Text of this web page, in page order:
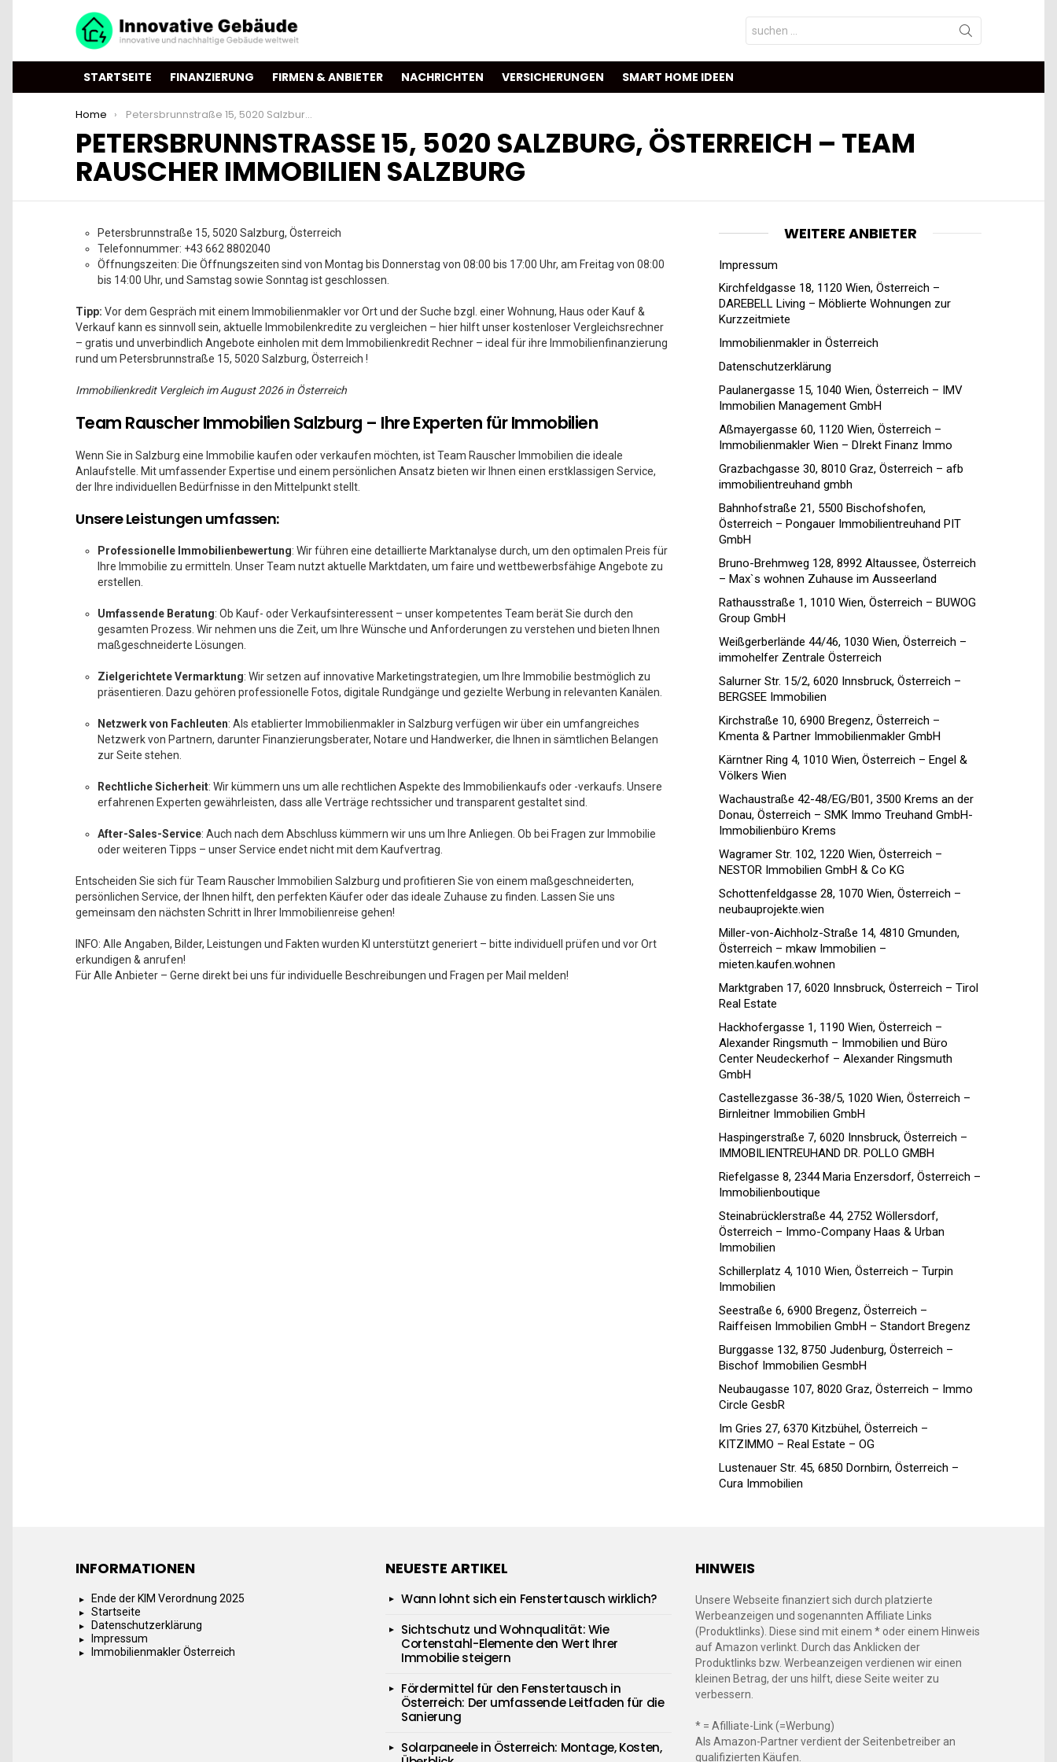
Search
for:
STARTSEITE FINANZIERUNG FIRMEN & ANBIETER NACHRICHTEN VERSICHERUNGEN SMART HOME IDEEN
You are here:
Home Petersbrunnstraße 15, 5020 Salzburg, Österreich – Team Rauscher Immobilien Salzburg
PETERSBRUNNSTRASSE 15, 5020 SALZBURG, ÖSTERREICH – TEAM R
AUSCHER IMMOBILIEN SALZBURG
Petersbrunnstraße 15, 5020 Salzburg, Österreich
Telefonnummer: +43 662 8802040
Öffnungszeiten: Die Öffnungszeiten sind von Montag bis Donnerstag von 08:00 bis 17:00 Uhr, am Freitag von 08:00
bis 14:00 Uhr, und Samstag sowie Sonntag ist geschlossen.
Tipp: Vor dem Gespräch mit einem Immobilienmakler vor Ort und der Suche bzgl. einer Wohnung, Haus oder Kauf &
Verkauf kann es sinnvoll sein, aktuelle Immobilenkredite zu vergleichen – hier hilft unser kostenloser Vergleichsrechner
– gratis und unverbindlich Angebote einholen mit dem Immobilienkredit Rechner – ideal für ihre Immobilienfinanzierung
rund um Petersbrunnstraße 15, 5020 Salzburg, Österreich !
Immobilienkredit Vergleich im August 2026 in Österreich
Team Rauscher Immobilien Salzburg – Ihre Experten für Immobilien
Wenn Sie in Salzburg eine Immobilie kaufen oder verkaufen möchten, ist Team Rauscher Immobilien die ideale
Anlaufstelle. Mit umfassender Expertise und einem persönlichen Ansatz bieten wir Ihnen einen erstklassigen Service,
der Ihre individuellen Bedürfnisse in den Mittelpunkt stellt.
Unsere Leistungen umfassen:
Professionelle Immobilienbewertung: Wir führen eine detaillierte Marktanalyse durch, um den optimalen Preis für
Ihre Immobilie zu ermitteln. Unser Team nutzt aktuelle Marktdaten, um faire und wettbewerbsfähige Angebote zu
erstellen.
Umfassende Beratung: Ob Kauf- oder Verkaufsinteressent – unser kompetentes Team berät Sie durch den
gesamten Prozess. Wir nehmen uns die Zeit, um Ihre Wünsche und Anforderungen zu verstehen und bieten Ihnen
maßgeschneiderte Lösungen.
Zielgerichtete Vermarktung: Wir setzen auf innovative Marketingstrategien, um Ihre Immobilie bestmöglich zu
präsentieren. Dazu gehören professionelle Fotos, digitale Rundgänge und gezielte Werbung in relevanten Kanälen.
Netzwerk von Fachleuten: Als etablierter Immobilienmakler in Salzburg verfügen wir über ein umfangreiches
Netzwerk von Partnern, darunter Finanzierungsberater, Notare und Handwerker, die Ihnen in sämtlichen Belangen
zur Seite stehen.
Rechtliche Sicherheit: Wir kümmern uns um alle rechtlichen Aspekte des Immobilienkaufs oder -verkaufs. Unsere
erfahrenen Experten gewährleisten, dass alle Verträge rechtssicher und transparent gestaltet sind.
After-Sales-Service: Auch nach dem Abschluss kümmern wir uns um Ihre Anliegen. Ob bei Fragen zur Immobilie
oder weiteren Tipps – unser Service endet nicht mit dem Kaufvertrag.
Entscheiden Sie sich für Team Rauscher Immobilien Salzburg und profitieren Sie von einem maßgeschneiderten,
persönlichen Service, der Ihnen hilft, den perfekten Käufer oder das ideale Zuhause zu finden. Lassen Sie uns
gemeinsam den nächsten Schritt in Ihrer Immobilienreise gehen!
INFO: Alle Angaben, Bilder, Leistungen und Fakten wurden KI unterstützt generiert – bitte individuell prüfen und vor Ort
erkundigen & anrufen!
Für Alle Anbieter – Gerne direkt bei uns für individuelle Beschreibungen und Fragen per Mail melden!
WEITERE ANBIETER
Impressum
Kirchfeldgasse 18, 1120 Wien, Österreich –
DAREBELL Living – Möblierte Wohnungen zur
Kurzzeitmiete
Immobilienmakler in Österreich
Datenschutzerklärung
Paulanergasse 15, 1040 Wien, Österreich – IMV
Immobilien Management GmbH
Aßmayergasse 60, 1120 Wien, Österreich –
Immobilienmakler Wien – DIrekt Finanz Immo
Grazbachgasse 30, 8010 Graz, Österreich – afb
immobilientreuhand gmbh
Bahnhofstraße 21, 5500 Bischofshofen,
Österreich – Pongauer Immobilientreuhand PIT
GmbH
Bruno-Brehmweg 128, 8992 Altaussee, Österreich
– Max`s wohnen Zuhause im Ausseerland
Rathausstraße 1, 1010 Wien, Österreich – BUWOG
Group GmbH
Weißgerberlände 44/46, 1030 Wien, Österreich –
immohelfer Zentrale Österreich
Salurner Str. 15/2, 6020 Innsbruck, Österreich –
BERGSEE Immobilien
Kirchstraße 10, 6900 Bregenz, Österreich –
Kmenta & Partner Immobilienmakler GmbH
Kärntner Ring 4, 1010 Wien, Österreich – Engel &
Völkers Wien
Wachaustraße 42-48/EG/B01, 3500 Krems an der
Donau, Österreich – SMK Immo Treuhand GmbH-
Immobilienbüro Krems
Wagramer Str. 102, 1220 Wien, Österreich –
NESTOR Immobilien GmbH & Co KG
Schottenfeldgasse 28, 1070 Wien, Österreich –
neubauprojekte.wien
Miller-von-Aichholz-Straße 14, 4810 Gmunden,
Österreich – mkaw Immobilien –
mieten.kaufen.wohnen
Marktgraben 17, 6020 Innsbruck, Österreich – Tirol
Real Estate
Hackhofergasse 1, 1190 Wien, Österreich –
Alexander Ringsmuth – Immobilien und Büro
Center Neudeckerhof – Alexander Ringsmuth
GmbH
Castellezgasse 36-38/5, 1020 Wien, Österreich –
Birnleitner Immobilien GmbH
Haspingerstraße 7, 6020 Innsbruck, Österreich –
IMMOBILIENTREUHAND DR. POLLO GMBH
Riefelgasse 8, 2344 Maria Enzersdorf, Österreich –
Immobilienboutique
Steinabrücklerstraße 44, 2752 Wöllersdorf,
Österreich – Immo-Company Haas & Urban
Immobilien
Schillerplatz 4, 1010 Wien, Österreich – Turpin
Immobilien
Seestraße 6, 6900 Bregenz, Österreich –
Raiffeisen Immobilien GmbH – Standort Bregenz
Burggasse 132, 8750 Judenburg, Österreich –
Bischof Immobilien GesmbH
Neubaugasse 107, 8020 Graz, Österreich – Immo
Circle GesbR
Im Gries 27, 6370 Kitzbühel, Österreich –
KITZIMMO – Real Estate – OG
Lustenauer Str. 45, 6850 Dornbirn, Österreich –
Cura Immobilien
INFORMATIONEN
Ende der KIM Verordnung 2025
Startseite
Datenschutzerklärung
Impressum
Immobilienmakler Österreich
NEUESTE ARTIKEL
Wann lohnt sich ein Fenstertausch wirklich?
Sichtschutz und Wohnqualität: Wie
Cortenstahl-Elemente den Wert Ihrer
Immobilie steigern
Fördermittel für den Fenstertausch in
Österreich: Der umfassende Leitfaden für die
Sanierung
Solarpaneele in Österreich: Montage, Kosten,
HINWEIS
Unsere Webseite finanziert sich durch platzierte
Werbeanzeigen und sogenannten Affiliate Links
(Produktlinks). Diese sind mit einem * oder einem Hinweis
auf Amazon verlinkt. Durch das Anklicken der
Produktlinks bzw. Werbeanzeigen verdienen wir einen
kleinen Betrag, der uns hilft, diese Seite weiter zu
verbessern.
* = Afilliate-Link (=Werbung)
Als Amazon-Partner verdient der Seitenbetreiber an
qualifizierten Käufen.